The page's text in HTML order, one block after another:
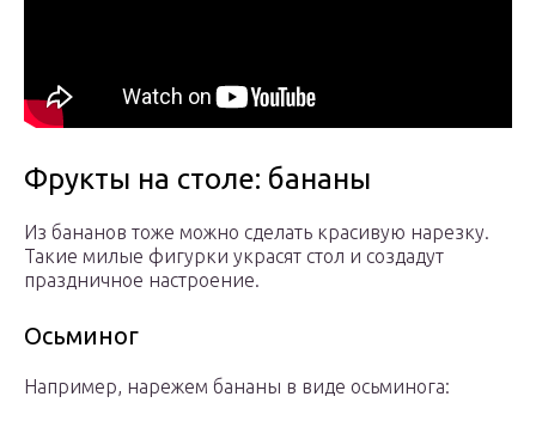
Фрукты на столе: бананы
Из бананов тоже можно сделать красивую нарезку.
Такие милые фигурки украсят стол и создадут
праздничное настроение.
Осьминог
Например, нарежем бананы в виде осьминога: